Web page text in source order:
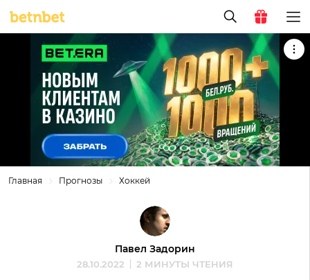
Главная Прогнозы Хоккей
Павел Задорин
28.10.2022 2 МИНУТЫ ЧТЕНИЯ